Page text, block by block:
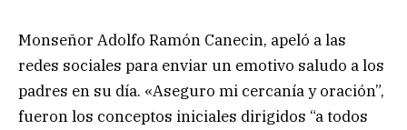
Monseñor Adolfo Ramón Canecin, apeló a las
redes sociales para enviar un emotivo saludo a los
padres en su día. «Aseguro mi cercanía y oración”,
fueron los conceptos iniciales dirigidos “a todos